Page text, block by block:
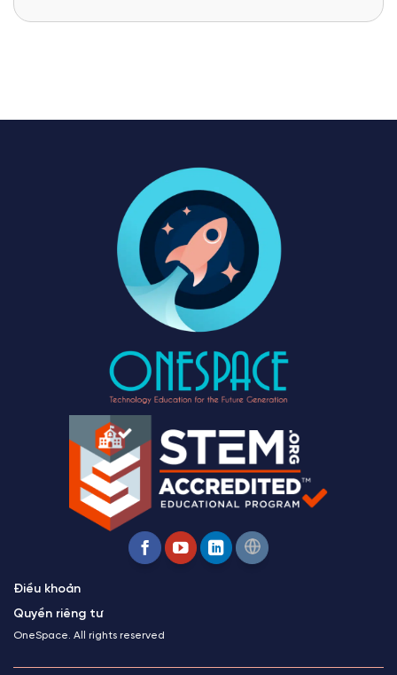
Điều khoản
Quyền riêng tư
OneSpace. All rights reserved